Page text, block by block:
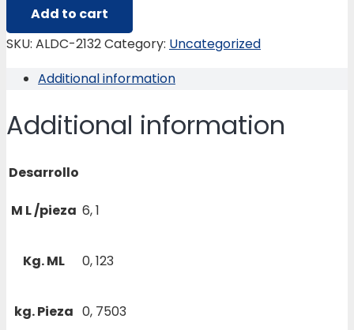
quantity
Add to cart
SKU: ALDC-2132Category: Uncategorized
Additional information
Additional information
Desarrollo
M L /pieza 6, 1
Kg. ML 0, 123
kg. Pieza 0, 7503